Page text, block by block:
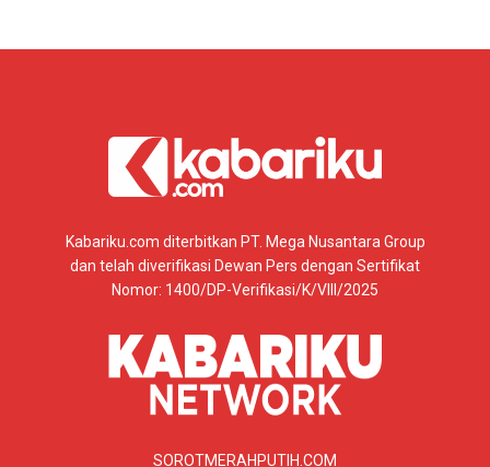
Kabariku.com diterbitkan PT. Mega Nusantara Group
dan telah diverifikasi Dewan Pers dengan Sertifikat
Nomor: 1400/DP-Verifikasi/K/VIII/2025
SOROTMERAHPUTIH.COM